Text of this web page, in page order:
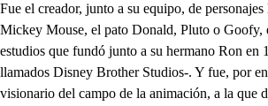
Fue el creador, junto a su equipo, de
Mickey Mouse, el pato Donald, Pluto o Goofy,
estudios que fundó junto a su hermano Ron en
llamados Disney Brother Studios-. Y fue, por
visionario del campo de la animación, a la que